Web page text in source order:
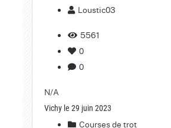
Loustic03
5561
0
0
N/A
Vichy le 29 juin 2023
Courses de trot